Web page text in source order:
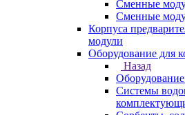
Сменные
Сменные
Корпуса
модули
Оборудование для
Назад
Системы